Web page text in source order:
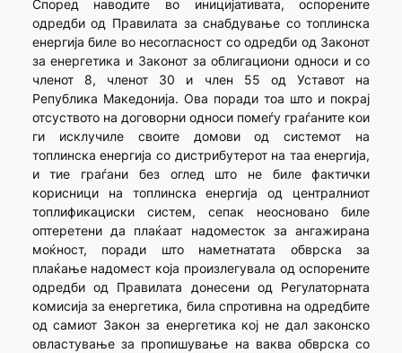
Според наводите во иницијативата, оспорените
одредби од Правилата за снабдување со топлинска
енергија биле во несогласност со одредби од Законот
за енергетика и Законот за облигациони односи и со
членот 8, членот 30 и член 55 од Уставот на
Република Македонија. Ова поради тоа што и покрај
отсуството на договорни односи помеѓу граѓаните кои
ги исклучиле своите домови од системот на
топлинска енергија со дистрибутерот на таа енергија,
и тие граѓани без оглед што не биле фактички
корисници на топлинска енергија од централниот
топлификациски систем, сепак неосновано биле
оптеретени да плаќаат надоместок за ангажирана
моќност, поради што наметнатата обврска за
плаќање надомест која произлегувала од оспорените
одредби од Правилата донесени од Регулаторната
комисија за енергетика, била спротивна на одредбите
од самиот Закон за енергетика кој не дал законско
овластување за пропишување на ваква обврска со